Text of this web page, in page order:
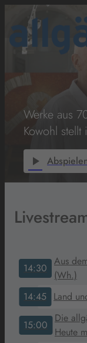
Werke aus
Kowohl stellt
play_arrow
14:30
Aus
(Wh.)
14:45 Land
15:00
Die
Heute